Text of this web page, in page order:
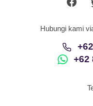
Hubungi kami
+62